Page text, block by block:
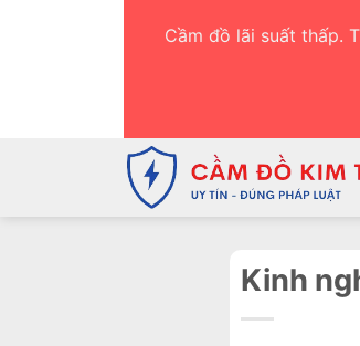
Cầm đồ lãi suất thấp.
Kinh